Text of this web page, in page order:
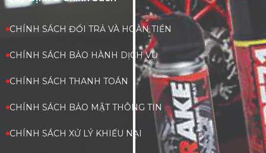
CHÍNH SÁCH ĐỔI TRẢ VÀ HOÀN TIỀN
CHÍNH SÁCH BẢO HÀNH DỊCH VỤ
CHÍNH SÁCH THANH TOÁN
CHÍNH SÁCH BẢO MẬT THÔNG TIN
CHÍNH SÁCH XỬ LÝ KHIẾU NẠI